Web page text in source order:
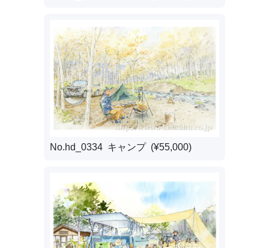
No.hd_0334 キャンプ (¥55,000)